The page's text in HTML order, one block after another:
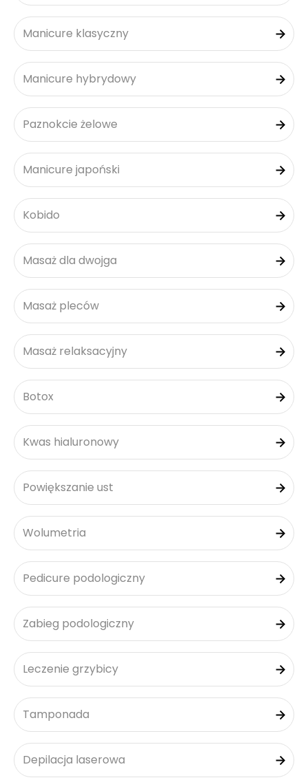
Manicure klasyczny
Manicure hybrydowy
Paznokcie żelowe
Manicure japoński
Kobido
Masaż dla dwojga
Masaż pleców
Masaż relaksacyjny
Botox
Kwas hialuronowy
Powiększanie ust
Wolumetria
Pedicure podologiczny
Zabieg podologiczny
Leczenie grzybicy
Tamponada
Depilacja laserowa